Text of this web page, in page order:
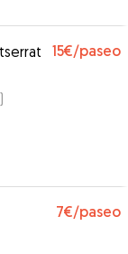
15€/paseo
)
7€/paseo